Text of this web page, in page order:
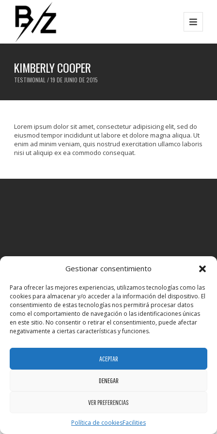
Gestionar consentimiento
Para ofrecer las mejores experiencias, utilizamos tecnologías como las
cookies para almacenar y/o acceder a la información del dispositivo. El
consentimiento de estas tecnologías nos permitirá procesar datos
como el comportamiento de navegación o las identificaciones únicas
en este sitio. No consentir o retirar el consentimiento, puede afectar
negativamente a ciertas características y funciones.
ACEPTAR
DENEGAR
VER PREFERENCIAS
Política de cookiesFacilities
KIMBERLY COOPER
TESTIMONIAL / 19 DE JUNIO DE 2015
Lorem ipsum dolor sit amet, consectetur adipisicing elit, sed do
eiusmod tempor incididunt ut labore et dolore magna aliqua. Ut
enim ad minim veniam, quis nostrud exercitation ullamco laboris
nisi ut aliquip ex ea commodo consequat.
BzFit © 2026 - All Rights Reserved Developed by:BZ